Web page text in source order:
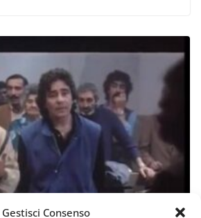
Gestisci Consenso